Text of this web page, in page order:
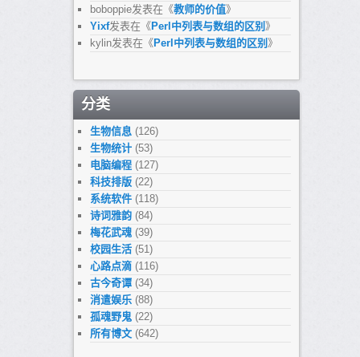
boboppie发表在《教师的价值》
Yixf发表在《 Perl中列表与数组的区别 》
kylin发表在《 Perl中列表与数组的区别 》
分类
生物信息(126)
生物统计(53)
电脑编程(127)
科技排版(22)
系统软件(118)
诗词雅韵(84)
梅花武魂(39)
校园生活(51)
心路点滴(116)
古今奇谭(34)
消遣娱乐(88)
孤魂野鬼(22)
所有博文(642)